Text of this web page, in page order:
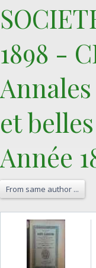
1898 -
et
Année
From same author ...